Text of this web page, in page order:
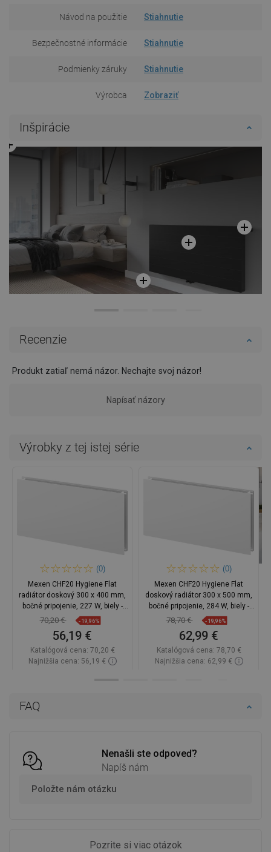
Návod na použitie Stiahnutie
Bezpečnostné informácie Stiahnutie
Podmienky záruky Stiahnutie
Výrobca Zobraziť
Inšpirácie
FAQ
Nenašli ste odpoveď?
Napíš nám
Položte nám otázku
Pozrite si viac otázok
Recenzie
Produkt zatiaľ nemá názor. Nechajte svoj názor!
Napísať názory
Výrobky z tej istej série
(0)
Mexen CHF20 Hygiene Flat
radiátor doskový 300 x 400 mm,
bočné pripojenie, 227 W, biely -
W420HF-030-040-00
70,20 € -19,96%
56,19 €
Katalógová cena: 70,20 €
Najnižšia cena: 56,19 €
(0)
Mexen CHF20 Hygiene Flat
doskový radiátor 300 x 500 mm,
bočné pripojenie, 284 W, biely -
W420HF-030-050-00
78,70 € -19,96%
62,99 €
Katalógová cena: 78,70 €
Najnižšia cena: 62,99 €